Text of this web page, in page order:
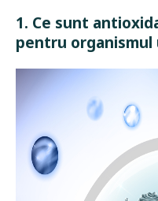
1. Ce sunt
pentru organismul